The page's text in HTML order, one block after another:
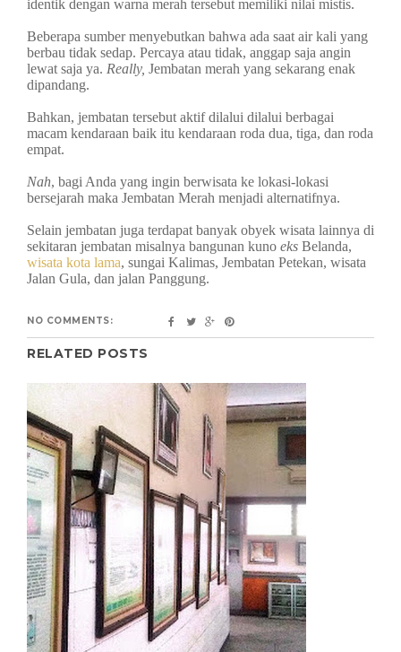
identik dengan warna merah tersebut memiliki nilai mistis.
Beberapa sumber menyebutkan bahwa ada saat air kali yang
berbau tidak sedap. Percaya atau tidak, anggap saja angin
lewat saja ya. Really, Jembatan merah yang sekarang enak
dipandang.
Bahkan, jembatan tersebut aktif dilalui dilalui berbagai
macam kendaraan baik itu kendaraan roda dua, tiga, dan roda
empat.
Nah, bagi Anda yang ingin berwisata ke lokasi-lokasi
bersejarah maka Jembatan Merah menjadi alternatifnya.
Selain jembatan juga terdapat banyak obyek wisata lainnya di
sekitaran jembatan misalnya bangunan kuno eks Belanda,
wisata kota lama, sungai Kalimas, Jembatan Petekan, wisata
Jalan Gula, dan jalan Panggung.
NO COMMENTS:
RELATED POSTS